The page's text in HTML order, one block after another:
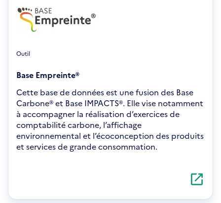
e
f
r
Outil
Base Empreinte®
Cette base de données est une fusion des Base
Carbone® et Base IMPACTS®. Elle vise notamment
à accompagner la réalisation d’exercices de
comptabilité carbone, l’affichage
environnemental et l’écoconception des produits
et services de grande consommation.
nouvelle